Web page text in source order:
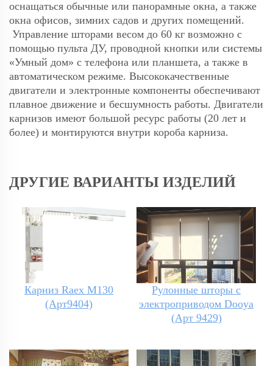
оснащаться обычные или панорамные окна, а также
окна офисов, зимних садов и других помещений.
Управление шторами весом до 60 кг возможно с
помощью пульта ДУ, проводной кнопки или системы
«Умный дом» с телефона или планшета, а также в
автоматическом режиме. Высококачественные
двигатели и электронные компоненты обеспечивают
плавное движение и бесшумность работы. Двигатели
карнизов имеют большой ресурс работы (20 лет и
более) и монтируются внутри короба карниза.
ДРУГИЕ ВАРИАНТЫ ИЗДЕЛИЙ
Карниз Raex M130
(Арт9404)
Рулонные шторы с
электроприводом Dooya
(Арт 9429)